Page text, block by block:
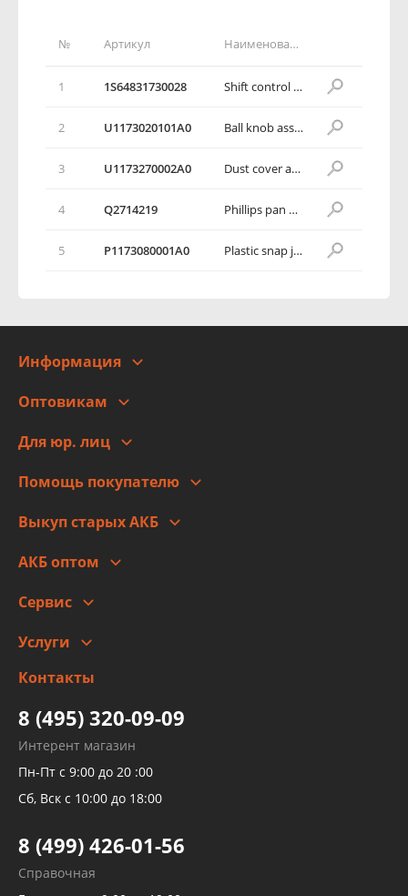
№ Артикул Наименование детали
1 1S64831730028 Shift control mechanism
2 U1173020101А0 Ball knob assembly
3 U1173270002A0 Dust cover assembly
4 Q2714219 Phillips pan head self-tapping screw
5 P1173080001А0 Plastic snap joint
Информация
Адреса
Новости
Оптовикам
Для юр. лиц
Помощь покупателю
Оплата
Гарантии и возврат
Выкуп старых АКБ
АКБ оптом
Сервис
Заправка кондиционера авто
Детейлинг
Услуги
высокого давления
Тормозных трубок
Рукавов гидроусилителей
Рукавов компрессоров и турбин
Трубок кондиционеров
Развертка пайка медных стальных
алюминиевых трубок и штуцеров
Контакты
8 (495) 320-09-09
Интерент магазин
Пн-Пт с 9:00 до 20 :00
Сб, Вск с 10:00 до 18:00
8 (499) 426-01-56
Справочная